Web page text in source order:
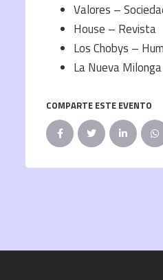
Valores –
House – Revista
Los Chobys –
La Nueva
COMPARTE ESTE EVENTO